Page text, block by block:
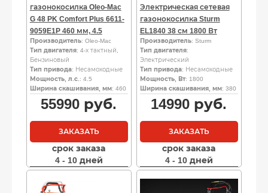
газонокосилка Oleo-Mac
G 48 PK Comfort Plus 6611-
9059E1P 460 мм, 4.5
Производитель: Oleo-Mac
Тип двигателя: 4-х тактный,
Бензиновый
Тип привода: Несамоходные
Мощность, л.с. : 4.5
Ширина скашивания, мм: 460
55990 руб.
ЗАКАЗАТЬ
срок заказа
4 - 10 дней
Электрическая сетевая
газонокосилка Sturm
EL1840 38 см 1800 Вт
Производитель: Sturm
Тип двигателя:
Электрический
Тип привода: Несамоходные
Мощность, Вт: 1800
Ширина скашивания, мм: 380
14990 руб.
ЗАКАЗАТЬ
срок заказа
4 - 10 дней